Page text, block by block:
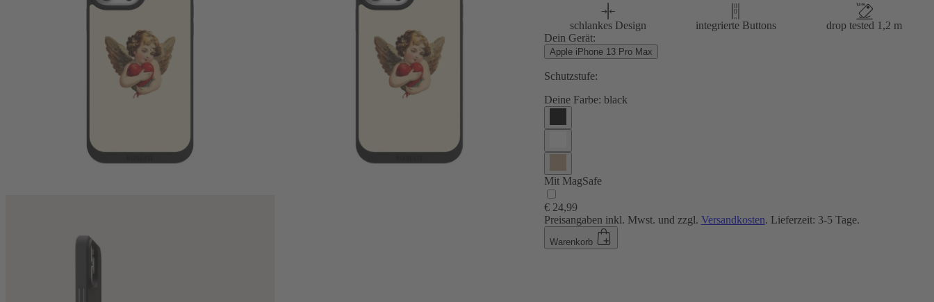
schlankes Design integrierte Buttons
drop tested 1,2 m
Dein Gerät:
Apple iPhone 13 Pro Max
Schutzstufe:
Deine Farbe: black
Mit MagSafe
€ 24,99
Preisangaben inkl. Mwst. und zzgl. Versandkosten. Lieferzeit: 3-5 Tage.
Warenkorb